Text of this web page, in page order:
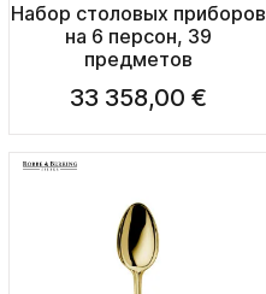
Набор столовых приборов
на 6 персон, 39
предметов
33 358,00 €